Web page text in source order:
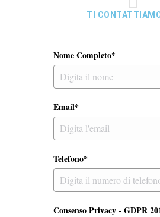
TI CONTATTIAMO
Nome Completo*
Email*
Telefono*
Consenso Privacy - GDPR